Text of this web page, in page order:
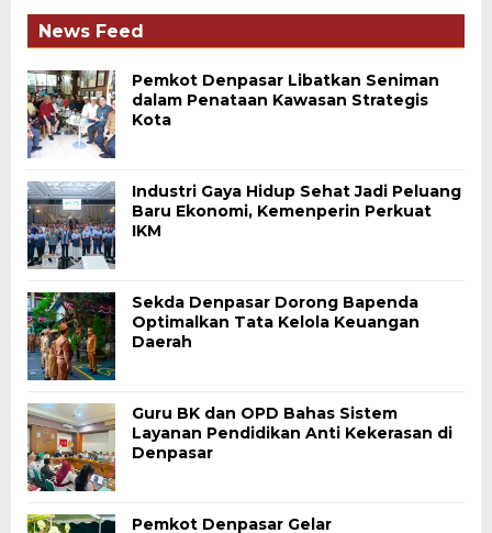
News Feed
Pemkot Denpasar Libatkan Seniman
dalam Penataan Kawasan Strategis
Kota
Industri Gaya Hidup Sehat Jadi Peluang
Baru Ekonomi, Kemenperin Perkuat
IKM
Sekda Denpasar Dorong Bapenda
Optimalkan Tata Kelola Keuangan
Daerah
Guru BK dan OPD Bahas Sistem
Layanan Pendidikan Anti Kekerasan di
Denpasar
Pemkot Denpasar Gelar